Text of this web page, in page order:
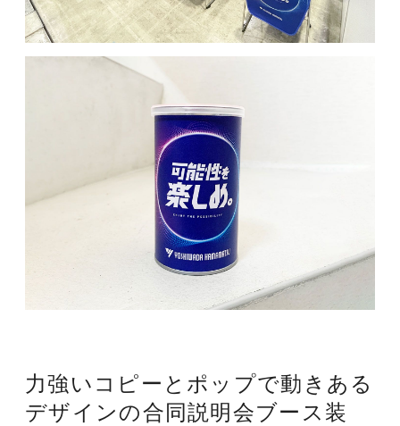
力強いコピーと ポップで動き ある
デザインの合同説明会ブース 装